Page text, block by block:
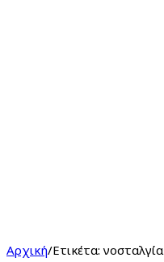
Αρχική/Ετικέτα: νοσταλγία